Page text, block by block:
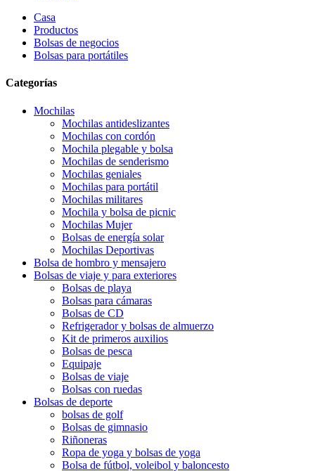
Casa
Productos
Bolsas de negocios
Bolsas para portátiles
Categorías
Mochilas
Mochilas antideslizantes
Mochilas con cordón
Mochila plegable y bolsa
Mochilas de senderismo
Mochilas geniales
Mochilas para portátil
Mochilas militares
Mochila y bolsa de picnic
Mochilas Mujer
Bolsas de energía solar
Mochilas Deportivas
Bolsa de hombro y mensajero
Bolsas de viaje y para exteriores
Bolsas de playa
Bolsas para cámaras
Bolsas de CD
Refrigerador y bolsas de almuerzo
Kit de primeros auxilios
Bolsas de pesca
Equipaje
Bolsas de viaje
Bolsas con ruedas
Bolsas de deporte
bolsas de golf
Bolsas de gimnasio
Riñoneras
Ropa de yoga y bolsas de yoga
Bolsa de fútbol, ​​voleibol y baloncesto